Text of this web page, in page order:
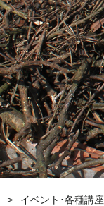
イベント･各種講座